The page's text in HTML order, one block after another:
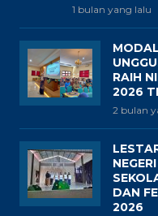
1 bulan yang lalu
RAIH
2026
2 bulan
DAN
2026